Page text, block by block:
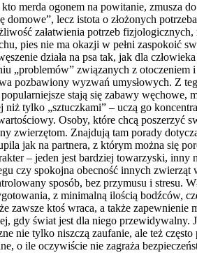
merda ogonem na powitanie, zmusza
lecz istota o złożonych
załatwienia potrzeb
pies nie ma okazji w pełni zaspokoić
działa na psa tak, jak dla
„problemów” związanych z
pozbawiony wyzwań umysłowych. Z
stają się zabawy węchowe,
niż tylko „sztuczkami” – uczą go
Osoby, które chcą poszerzyć
zwierzętom. Znajdują tam porady
jak na partnera, z którym można się
– jeden jest bardziej towarzyski,
czy spokojna obecność innych
sposób, bez przymusu i stresu.
z minimalną ilością bodźców,
zawsze ktoś wraca, a także
gdy świat jest dla niego
nie tylko niszczą zaufanie, ale też
o ile oczywiście nie zagraża